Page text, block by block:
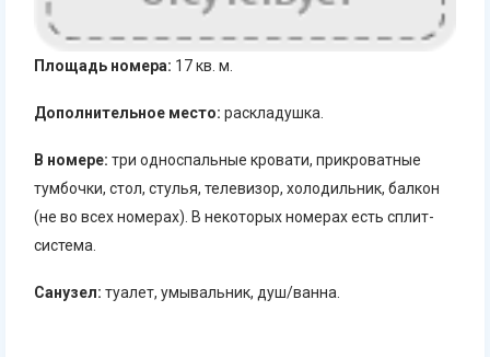
Площадь номера: 17 кв. м.
Дополнительное место: раскладушка.
В номере: три односпальные кровати, прикроватные
тумбочки, стол, стулья, телевизор, холодильник, балкон
(не во всех номерах). В некоторых номерах есть сплит-
система.
Санузел: туалет, умывальник, душ/ванна.